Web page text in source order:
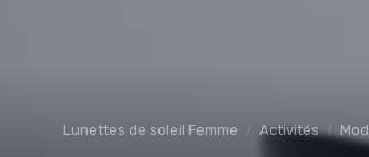
Lunettes de soleil Femme Activités